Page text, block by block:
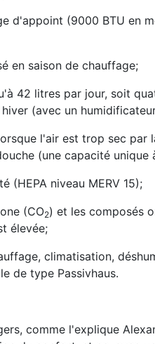
d'appoint (9000 BTU en
en saison de chauffage;
42 litres par jour, soit
(avec un
l'air est trop sec
(une capacité unique
(HEPA niveau MERV 15);
(CO2) et les composés
élevée;
climatisation,
de type Passivhaus.
comme l'explique